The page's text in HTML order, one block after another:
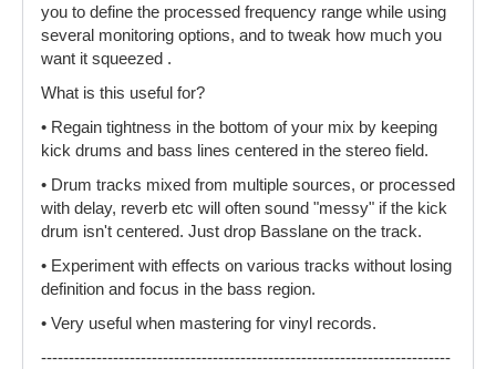
you to define the processed frequency range while using
several monitoring options, and to tweak how much you
want it squeezed .
What is this useful for?
• Regain tightness in the bottom of your mix by keeping
kick drums and bass lines centered in the stereo field.
• Drum tracks mixed from multiple sources, or processed
with delay, reverb etc will often sound "messy" if the kick
drum isn't centered. Just drop Basslane on the track.
• Experiment with effects on various tracks without losing
definition and focus in the bass region.
• Very useful when mastering for vinyl records.
--------------------------------------------------------------------------